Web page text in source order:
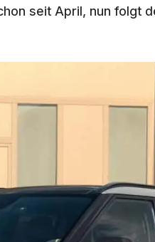
seit April, nun folgt